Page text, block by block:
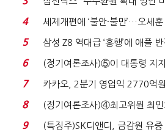
로이터에 성명...
4
세제개편에 ‘불안·불만’…오세
세 구하기 더 ...
5
삼성 Z8 역대급 ‘흥행’에 애플
목…9월 ‘폴...
6
(정기여론조사)⑤이 대통령 지
7%…일주일 만에 ...
7
카카오, 2분기 영업익 2770억
비 36% 증가...
8
(정기여론조사)④최고위원 최민
원 '양강'…서미...
9
(특징주)SK디앤디, 금감원 유증